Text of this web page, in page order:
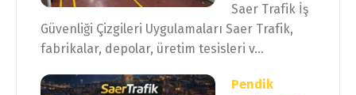
Saer Trafik İş
Güvenliği Çizgileri Uygulamaları Saer Trafik,
fabrikalar, depolar, üretim tesisleri v...
Pendik